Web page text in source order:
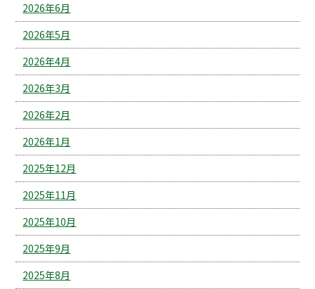
2026年6月
2026年5月
2026年4月
2026年3月
2026年2月
2026年1月
2025年12月
2025年11月
2025年10月
2025年9月
2025年8月